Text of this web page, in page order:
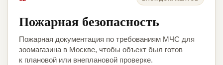
Пожарная безопасность
Пожарная документация по требованиям МЧС для
зоомагазина в Москве, чтобы объект был готов
к плановой или внеплановой проверке.